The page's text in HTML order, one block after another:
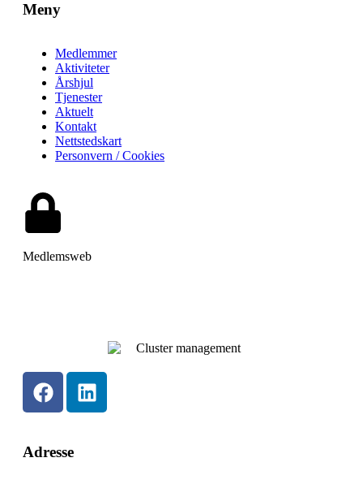
Meny
Medlemmer
Aktiviteter
Årshjul
Tjenester
Aktuelt
Kontakt
Nettstedskart
Personvern / Cookies
Medlemsweb
Adresse